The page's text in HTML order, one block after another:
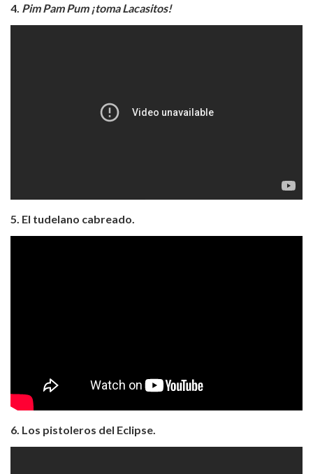
4. Pim Pam Pum ¡toma Lacasitos!
5. El tudelano cabreado.
6. Los pistoleros del Eclipse.